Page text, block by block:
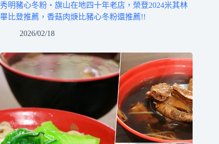
秀明豬心冬粉‧旗山在地四十年老店，榮登2024米其林
畢比登推薦，香菇肉焿比豬心冬粉還推薦!!
2026/02/18